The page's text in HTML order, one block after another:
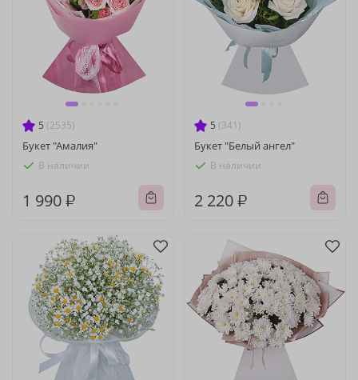
5 (2535)
Букет "Амалия"
В наличии
1 990 ₽
5 (341)
Букет "Белый ангел"
В наличии
2 220 ₽